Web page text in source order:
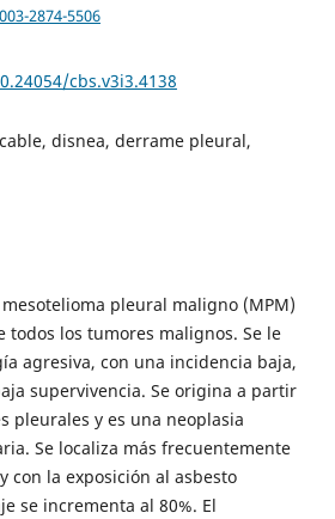
2874-5506
cbs.v3i3.4138
disnea, derrame pleural,
pleural maligno (MPM)
todos los tumores malignos. Se le
agresiva, con una incidencia baja,
supervivencia. Se origina a partir
pleurales y es una neoplasia
Se localiza más frecuentemente
con la exposición al asbesto
se incrementa al 80%. El